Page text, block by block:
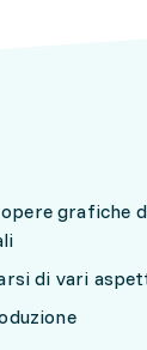
grafiche
di vari